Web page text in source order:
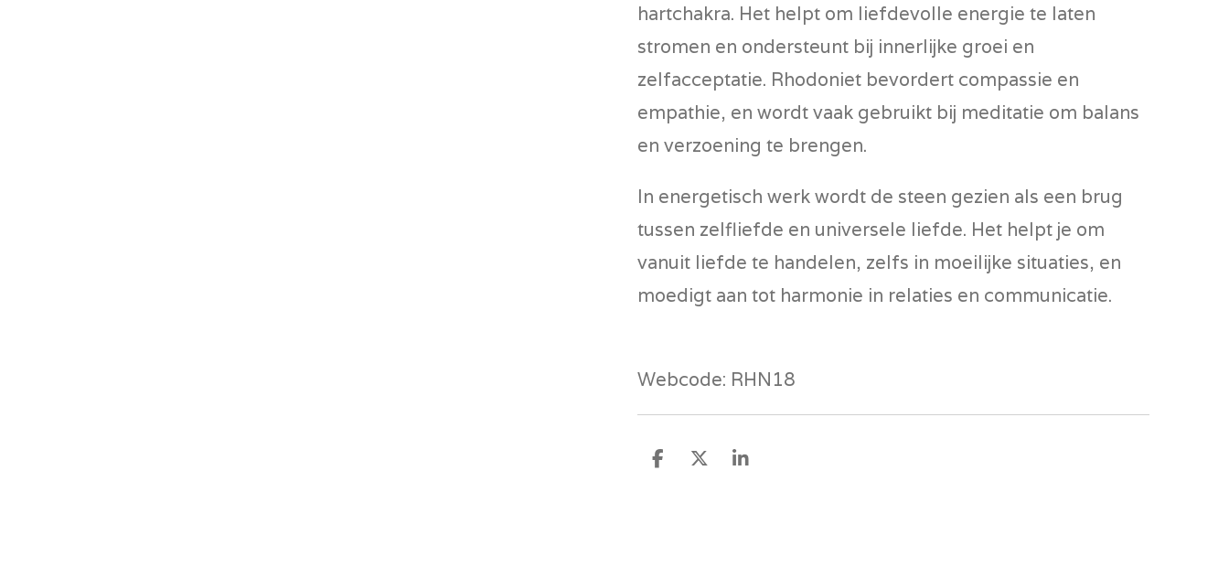
hartchakra. Het helpt om liefdevolle energie te laten
stromen en ondersteunt bij innerlijke groei en
zelfacceptatie. Rhodoniet bevordert compassie en
empathie, en wordt vaak gebruikt bij meditatie om balans
en verzoening te brengen.
In energetisch werk wordt de steen gezien als een brug
tussen zelfliefde en universele liefde. Het helpt je om
vanuit liefde te handelen, zelfs in moeilijke situaties, en
moedigt aan tot harmonie in relaties en communicatie.
Webcode: RHN18
D
D
S